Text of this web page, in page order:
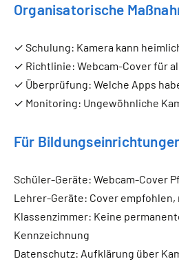
Organisatorische
✓ Schulung: Kamera kann
✓ Richtlinie: Webcam-Cover für
✓ Überprüfung: Welche Apps
✓ Monitoring: Ungewöhnliche
Für
Schüler-Geräte: Webcam-Cover
Lehrer-Geräte: Cover
Klassenzimmer: Keine
Kennzeichnung
Datenschutz: Aufklärung über